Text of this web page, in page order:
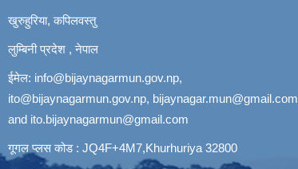
खुरुहुरिया, कपिलवस्तु
लुम्बिनी प्रदेश , नेपाल
ईमेल: info@bijaynagarmun.gov.np,
ito@bijaynagarmun.gov.np, bijaynagar.mun@gmail.com
and ito.bijaynagarmun@gmail.com
गूगल प्लस कोड : JQ4F+4M7,Khurhuriya 32800